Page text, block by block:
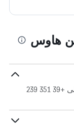
هاوس
للأسئلة المتعلقة بالفندق أو إقامتك ، اتصل على +39 351 239